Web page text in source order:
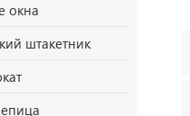
окна
штакетник